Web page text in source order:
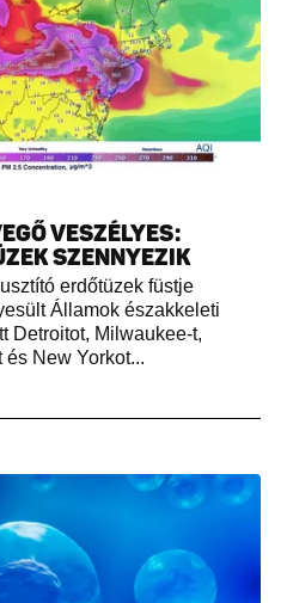
VESZÉLYES:
SZENNYEZIK
erdőtüzek füstje
Államok északkeleti
Detroitot, Milwaukee-t,
New Yorkot...